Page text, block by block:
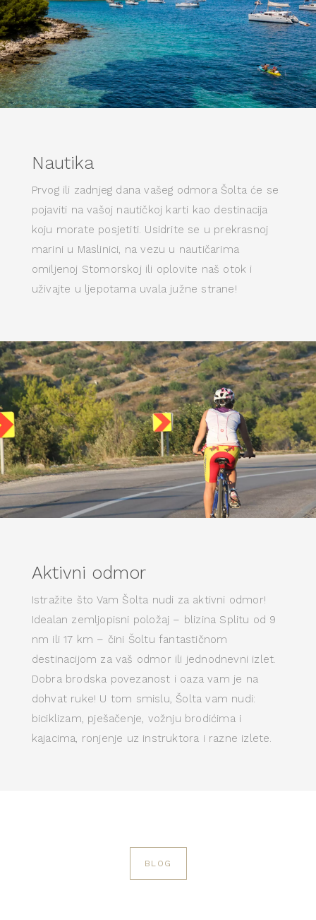
Nautika
Prvog ili zadnjeg dana vašeg odmora Šolta će se
pojaviti na vašoj nautičkoj karti kao destinacija
koju morate posjetiti. Usidrite se u prekrasnoj
marini u Maslinici, na vezu u nautičarima
omiljenoj Stomorskoj ili oplovite naš otok i
uživajte u ljepotama uvala južne strane!
Aktivni odmor
Istražite što Vam Šolta nudi za aktivni odmor!
Idealan zemljopisni položaj – blizina Splitu od 9
nm ili 17 km – čini Šoltu fantastičnom
destinacijom za vaš odmor ili jednodnevni izlet.
Dobra brodska povezanost i oaza vam je na
dohvat ruke! U tom smislu, Šolta vam nudi:
biciklizam, pješačenje, vožnju brodićima i
kajacima, ronjenje uz instruktora i razne izlete.
BLOG